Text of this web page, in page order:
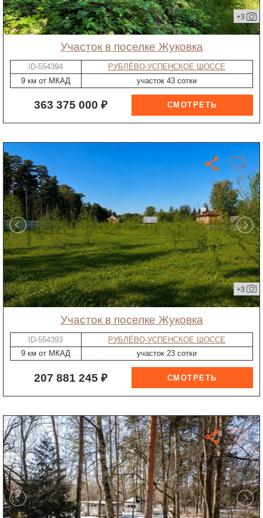
+3
участок в поселке Жуковка
ID-554394
РУБЛЁВО-УСПЕНСКОЕ ШОССЕ
9 км от МКАД
участок 43 сотки
363 375 000 ₽
+3
участок в поселке Жуковка
ID-554393
РУБЛЁВО-УСПЕНСКОЕ ШОССЕ
9 км от МКАД
участок 23 сотки
207 881 245 ₽